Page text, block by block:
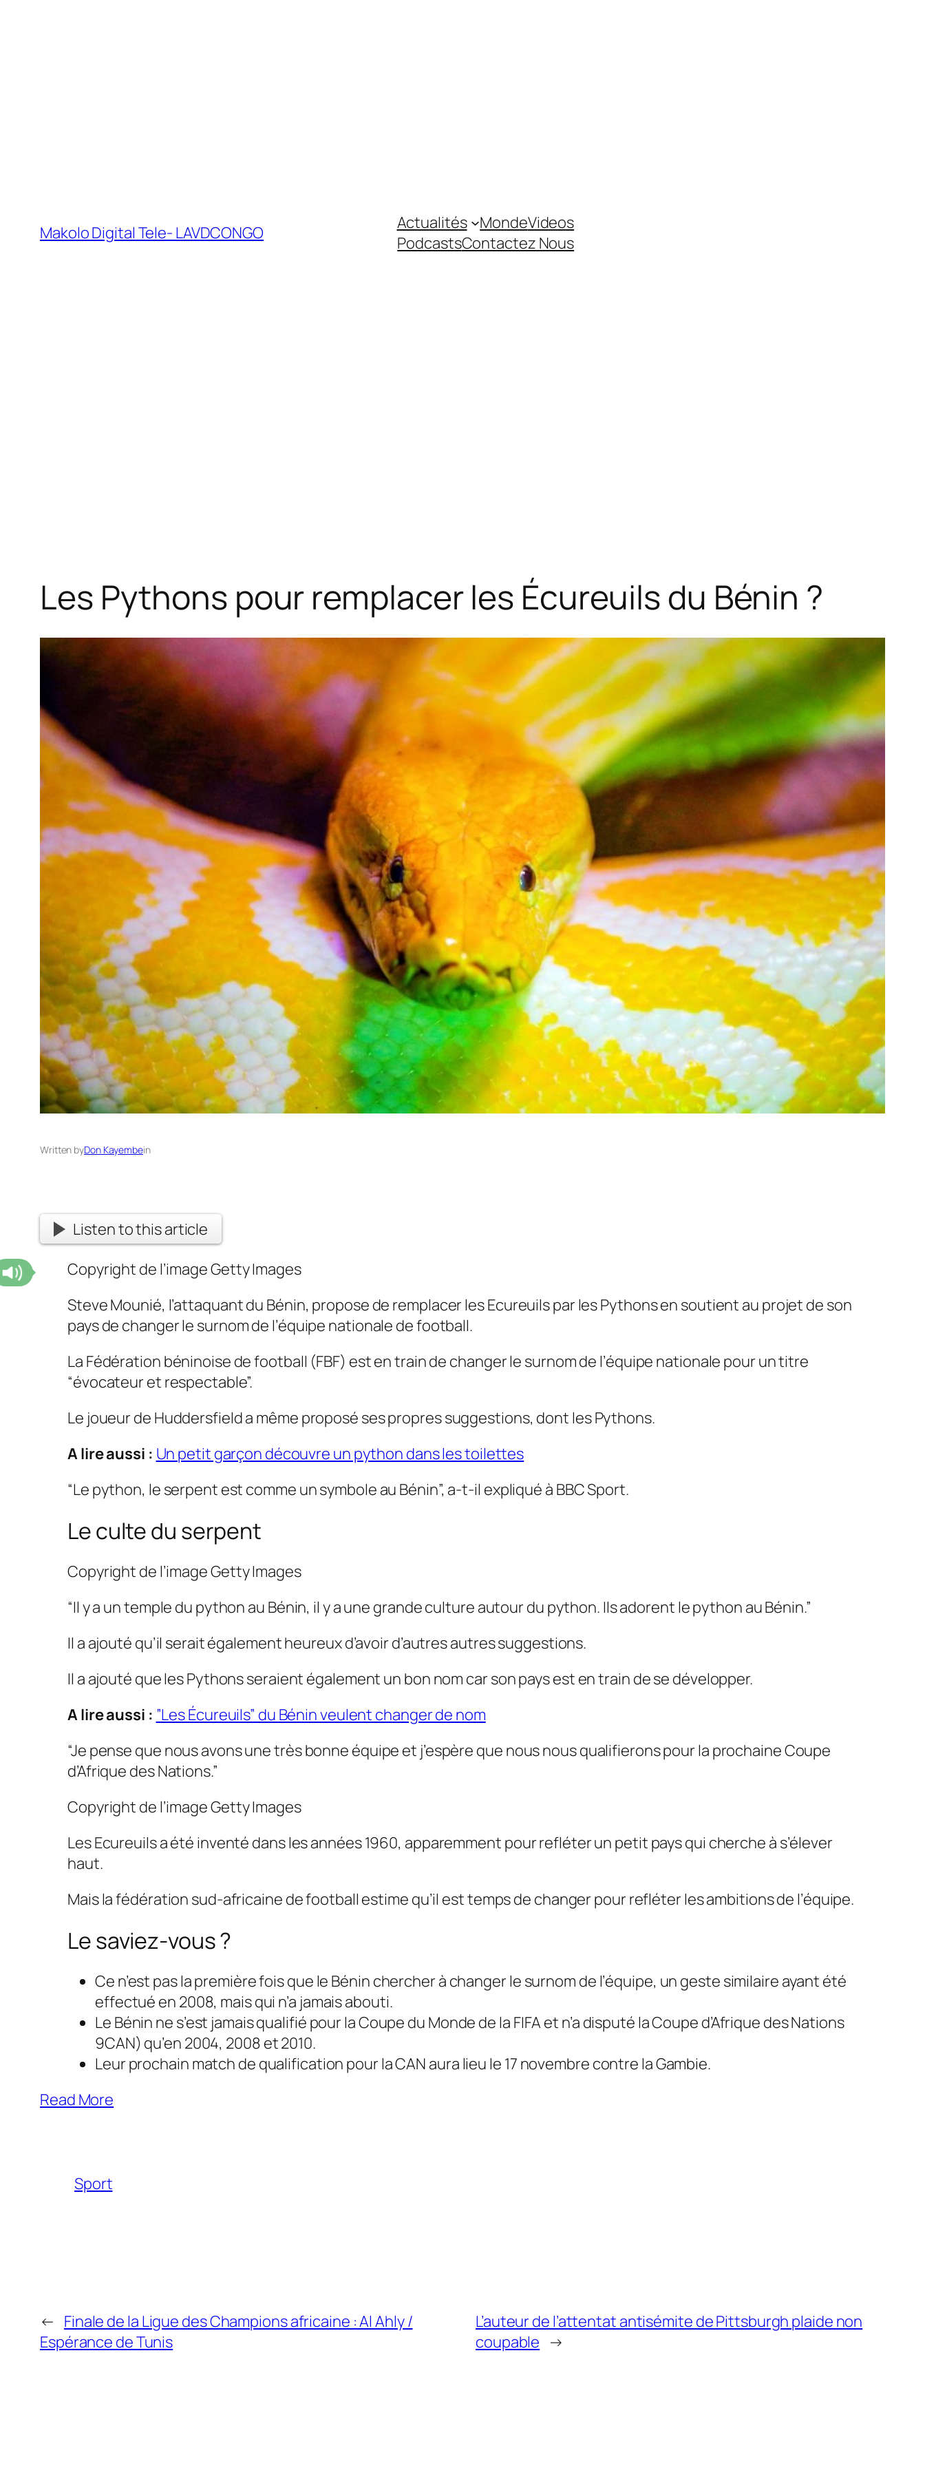
Makolo Digital Tele- LAVDCONGO Actualités MondeVideos
PodcastsContactez Nous
Les Pythons pour remplacer les Écureuils du Bénin ?
Written byDon Kayembein
Listen to this article
Copyright de l’imageGetty Images
Steve Mounié, l’attaquant du Bénin, propose de remplacer les Ecureuils par les Pythons en soutient au projet de son
pays de changer le surnom de l’équipe nationale de football.
La Fédération béninoise de football (FBF) est en train de changer le surnom de l’équipe nationale pour un titre
“évocateur et respectable”.
Le joueur de Huddersfield a même proposé ses propres suggestions, dont les Pythons.
A lire aussi : Un petit garçon découvre un python dans les toilettes
“Le python, le serpent est comme un symbole au Bénin”, a-t-il expliqué à BBC Sport.
Le culte du serpent
Copyright de l’imageGetty Images
“Il y a un temple du python au Bénin, il y a une grande culture autour du python. Ils adorent le python au Bénin.”
Il a ajouté qu’il serait également heureux d’avoir d’autres autres suggestions.
Il a ajouté que les Pythons seraient également un bon nom car son pays est en train de se développer.
A lire aussi : ”Les Écureuils” du Bénin veulent changer de nom
“Je pense que nous avons une très bonne équipe et j’espère que nous nous qualifierons pour la prochaine Coupe
d’Afrique des Nations.”
Copyright de l’imageGetty Images
Les Ecureuils a été inventé dans les années 1960, apparemment pour refléter un petit pays qui cherche à s’élever
haut.
Mais la fédération sud-africaine de football estime qu’il est temps de changer pour refléter les ambitions de l’équipe.
Le saviez-vous ?
Ce n’est pas la première fois que le Bénin chercher à changer le surnom de l’équipe, un geste similaire ayant été
effectué en 2008, mais qui n’a jamais abouti.
Le Bénin ne s’est jamais qualifié pour la Coupe du Monde de la FIFA et n’a disputé la Coupe d’Afrique des Nations
9CAN) qu’en 2004, 2008 et 2010.
Leur prochain match de qualification pour la CAN aura lieu le 17 novembre contre la Gambie.
Read More
Sport
← Finale de la Ligue des Champions africaine : Al Ahly /
Espérance de Tunis
L’auteur de l’attentat antisémite de Pittsburgh plaide non
coupable →